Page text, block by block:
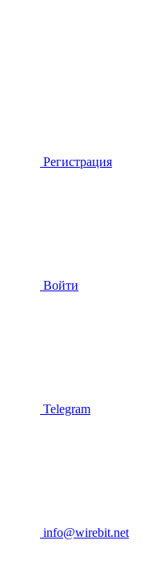
Регистрация
Войти
Telegram
info@wirebit.net